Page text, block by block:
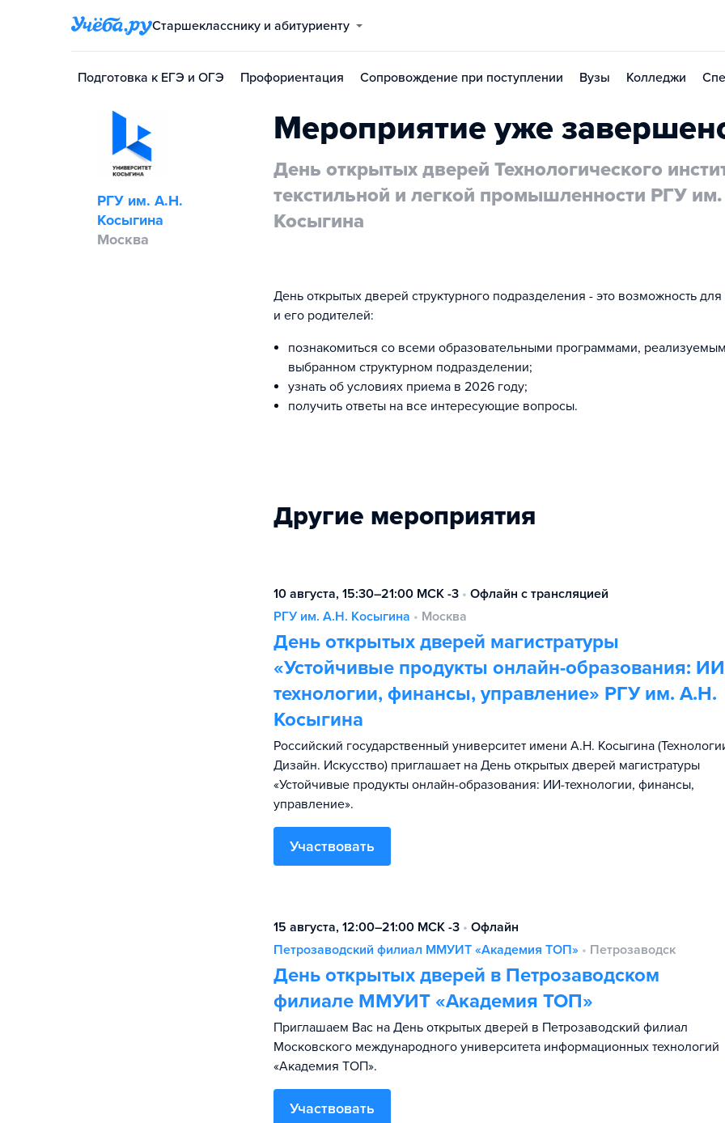
Старшекласснику и абитуриенту
Подготовка к ЕГЭ и ОГЭ Профориентация Сопровождение при поступлении Вузы Колледжи
РГУ им. А.Н.
Косыгина
Москва
Мероприятие уже
День открытых дверей Технологического
текстильной и легкой промышленности РГУ
Косыгина
День открытых дверей структурного подразделения - это возможность
и его родителей:
познакомиться со всеми образовательными программами,
выбранном структурном подразделении;
узнать об условиях приема в 2026 году;
получить ответы на все интересующие вопросы.
Другие мероприятия
10 августа, 15:30–21:00 МСК -3 • Офлайн с трансляцией
РГУ им. А.Н. Косыгина • Москва
День открытых дверей магистратуры
«Устойчивые продукты онлайн-образования:
технологии, финансы, управление» РГУ им. А.Н.
Косыгина
Российский государственный университет имени А.Н. Косыгина
Дизайн. Искусство) приглашает на День открытых дверей магистратуры
«Устойчивые продукты онлайн-образования: ИИ-технологии, финансы,
управление».
Участвовать
15 августа, 12:00–21:00 МСК -3 • Офлайн
Петрозаводский филиал ММУИТ «Академия TOП» • Петрозаводск
День открытых дверей в Петрозаводском
филиале ММУИТ «Академия ТОП»
Приглашаем Вас на День открытых дверей в Петрозаводский филиал
Московского международного университета информационных технологий
«Академия TOП».
Участвовать